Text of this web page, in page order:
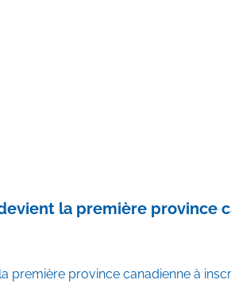
la première province
première province canadienne à